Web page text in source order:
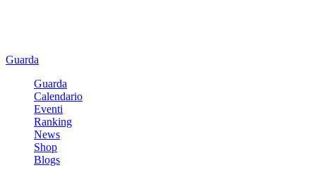
Guarda
Guarda
Calendario
Eventi
Ranking
News
Shop
Blogs